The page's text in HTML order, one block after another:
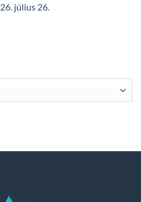
július 26.